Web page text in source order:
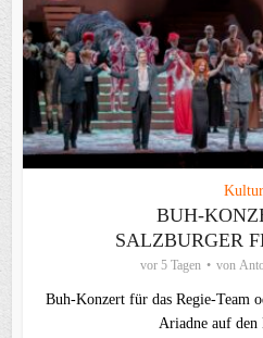
Kultur
BUH-
SALZBURGER
vor 5 Tagen von
Buh-Konzert für das Regie-Team
Ariadne auf den